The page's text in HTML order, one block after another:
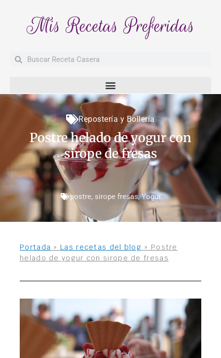
Mis Recetas Preferidas
BuscarBuscar
Repostería y Bollería
Postre helado de yogur con
sirope de fresas
postre, sirope fresas,Yogur
Portada » Las recetas del blog » Postre
helado de yogur con sirope de fresas